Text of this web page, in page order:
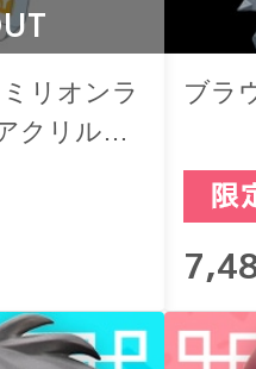
リオンラ
クリルブ
星井美希
ブラ